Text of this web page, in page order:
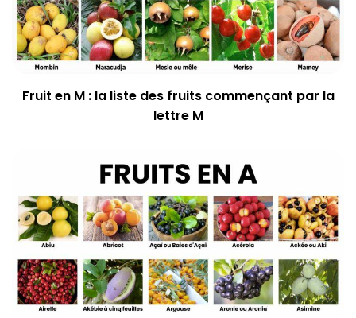
Fruit en M : la liste des fruits commençant par la
lettre M